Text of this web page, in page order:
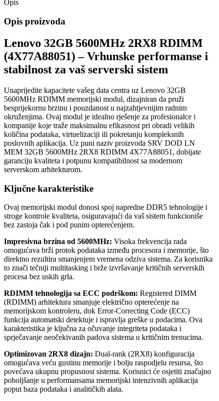
Opis
Opis proizvoda
Lenovo 32GB 5600MHz 2RX8 RDIMM
(4X77A88051) – Vrhunske performanse i
stabilnost za vaš serverski sistem
Unaprijedite kapacitete vašeg data centra uz Lenovo 32GB
5600MHz RDIMM memorijski modul, dizajniran da pruži
besprijekornu brzinu i pouzdanost u najzahtjevnijim radnim
okruženjima. Ovaj modul je idealno rješenje za profesionalce i
kompanije koje traže maksimalnu efikasnost pri obradi velikih
količina podataka, virtuelizaciji ili pokretanju kompleksnih
poslovnih aplikacija. Uz puni naziv proizvoda SRV DOD LN
MEM 32GB 5600MHz 2RX8 RDIMM 4X77A88051, dobijate
garanciju kvaliteta i potpunu kompatibilnost sa modernom
serverskom arhitekturom.
Ključne karakteristike
Ovaj memorijski modul donosi spoj napredne DDR5 tehnologije i
stroge kontrole kvaliteta, osiguravajući da vaš sistem funkcioniše
bez zastoja čak i pod punim opterećenjem.
Impresivna brzina od 5600MHz: Visoka frekvencija rada
omogućava brži protok podataka između procesora i memorije, što
direktno rezultira smanjenjem vremena odziva sistema. Za korisnika
to znači tečniji multitasking i brže izvršavanje kritičnih serverskih
procesa bez uskih grla.
RDIMM tehnologija sa ECC podrškom: Registered DIMM
(RDIMM) arhitektura smanjuje električno opterećenje na
memorijskom kontroleru, dok Error-Correcting Code (ECC)
funkcija automatski detektuje i ispravlja greške u podacima. Ova
karakteristika je ključna za očuvanje integriteta podataka i
sprječavanje neočekivanih padova sistema u kritičnim trenucima.
Optimizovan 2RX8 dizajn: Dual-rank (2RX8) konfiguracija
omogućava veću gustinu memorije i bolju raspodjelu resursa, što
povećava ukupnu propusnost sistema. Korisnici će osjetiti značajno
poboljšanje u performansama memorijski intenzivnih aplikacija
poput baza podataka i analitičkih alata.